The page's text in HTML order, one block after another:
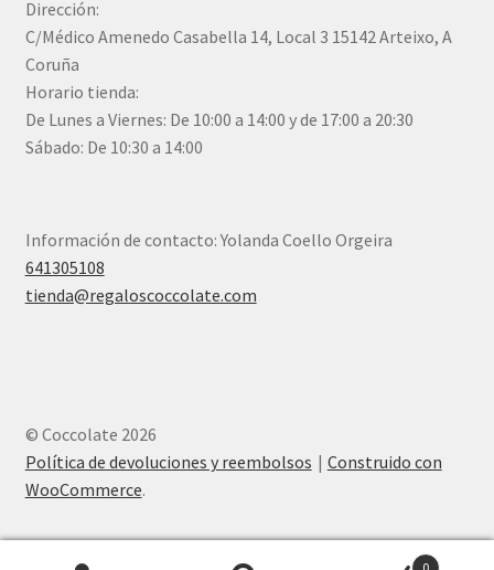
Dirección:
C/Médico Amenedo Casabella 14, Local 3 15142 Arteixo, A
Coruña
Horario tienda:
De Lunes a Viernes: De 10:00 a 14:00 y de 17:00 a 20:30
Sábado: De 10:30 a 14:00
Información de contacto: Yolanda Coello Orgeira
641305108
tienda@regaloscoccolate.com
© Coccolate 2026
Política de devoluciones y reembolsos
Construido con
WooCommerce.